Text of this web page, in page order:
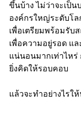
ขึ้นบ้าง ไม่ว่าจะเป็
องค์กรใหญ่ระดับโ
เพื่อเตรียมพร้อมรับ
เพื่อความอยู่รอด แ
แน่นอนมากเท่าไหร่
ยิ่งคิดให้รอบคอบ
แล้วจะทำอย่างไรใ